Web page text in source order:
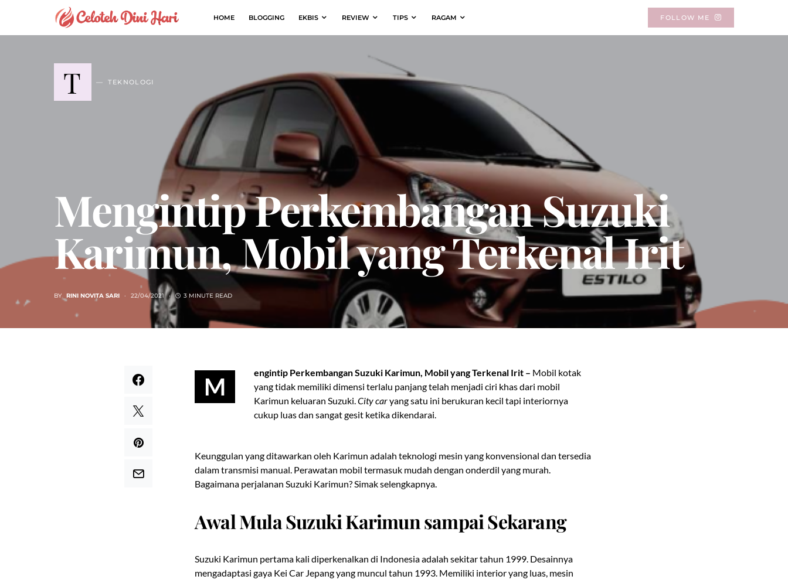
HOME BLOGGING EKBIS REVIEW TIPS RAGAM FOLLOW ME
T TEKNOLOGI
Mengintip Perkembangan Suzuki
Karimun, Mobil yang Terkenal Irit
BY RINI NOVITA SARI 22/04/2021 3 MINUTE READ
M
engintip Perkembangan Suzuki Karimun, Mobil yang Terkenal Irit – Mobil kotak
yang tidak memiliki dimensi terlalu panjang telah menjadi ciri khas dari mobil
Karimun keluaran Suzuki.City caryang satu ini berukuran kecil tapi interiornya
cukup luas dan sangat gesit ketika dikendarai.
Keunggulan yang ditawarkan oleh Karimun adalah teknologi mesin yang konvensional dan tersedia
dalam transmisi manual. Perawatan mobil termasuk mudah dengan onderdil yang murah.
Bagaimana perjalanan Suzuki Karimun? Simak selengkapnya.
Awal Mula Suzuki Karimun sampai Sekarang
Suzuki Karimun pertama kali diperkenalkan di Indonesia adalah sekitar tahun 1999. Desainnya
mengadaptasi gaya Kei Car Jepang yang muncul tahun 1993. Memiliki interior yang luas, mesin